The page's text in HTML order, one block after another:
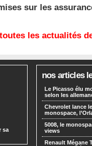
sur les
les actualités
sa
nos articles
Le Picasso élu
selon les
Chevrolet lance
monospace,
5008, le
views
Renault Mégane